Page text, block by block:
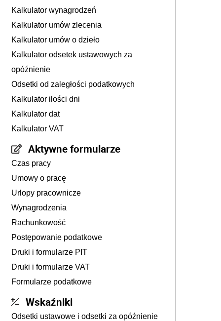
Kalkulator wynagrodzeń
Kalkulator umów zlecenia
Kalkulator umów o dzieło
Kalkulator odsetek ustawowych za
opóźnienie
Odsetki od zaległości podatkowych
Kalkulator ilości dni
Kalkulator dat
Kalkulator VAT
Aktywne formularze
Czas pracy
Umowy o pracę
Urlopy pracownicze
Wynagrodzenia
Rachunkowość
Postępowanie podatkowe
Druki i formularze PIT
Druki i formularze VAT
Formularze podatkowe
Wskaźniki
Odsetki ustawowe i odsetki za opóźnienie